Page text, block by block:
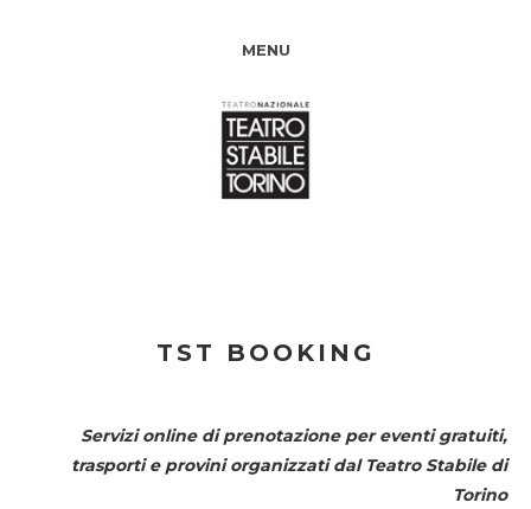
MENU
TST BOOKING
Servizi online di prenotazione per eventi gratuiti,
trasporti e provini organizzati dal Teatro Stabile di
Torino